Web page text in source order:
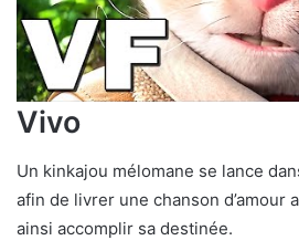
Vivo
Un kinkajou mélomane se lance
afin de livrer une chanson d’amour
ainsi accomplir sa destinée.